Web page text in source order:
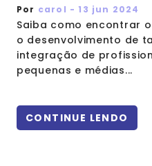
Por carol - 13 jun 2024
Saiba como encontrar
o desenvolvimento de
integração de
pequenas e médias...
CONTINUE LENDO